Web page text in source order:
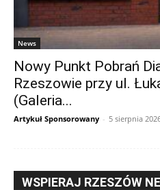
News
Nowy Punkt Pobrań
Rzeszowie przy ul.
(Galeria...
Artykuł Sponsorowany - 5 sierpnia
WSPIERAJ RZESZÓW